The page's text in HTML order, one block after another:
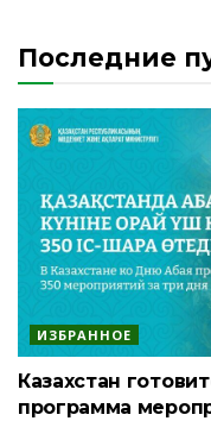
Последние
ИЗБРАННОЕ
Казахстан
программа